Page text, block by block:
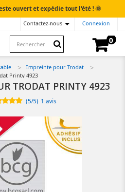
ouvert et expédie tout l'été !🌞
Connexion
Contactez-nous
0
Empreinte pour Trodat
Printy 4923
TRODAT PRINTY 4923
(5/5) 1 avis